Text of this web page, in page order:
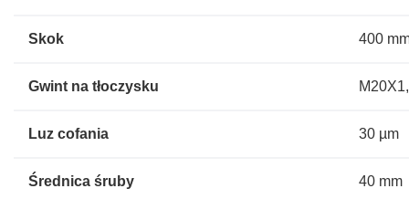
Skok 400
Gwint na tłoczysku
Luz cofania 30 µm
Średnica śruby 40 mm